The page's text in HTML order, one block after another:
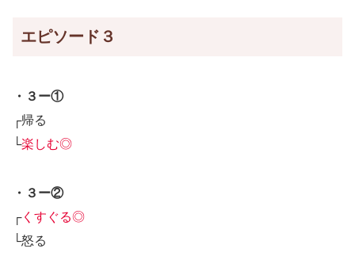
エピソード３
・３ー①
┌帰る
└楽しむ◎
・３ー②
┌くすぐる◎
└怒る